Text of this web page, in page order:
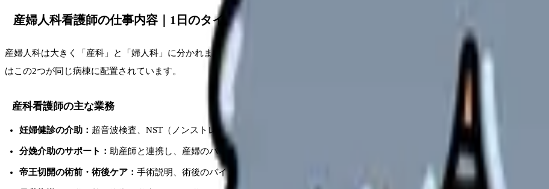
産婦人科看護師の仕事内容｜1日のタイムスケジュール付き
産婦人科は大きく「産科」と「婦人科」に分かれます。産科は妊娠・分娩・産褥期のケアを、婦人科は女性特有の疾患（子宮筋腫・
はこの2つが同じ病棟に配置されています。
産科看護師の主な業務
妊婦健診の介助： 超音波検査、NST（ノンストレステスト）の装着、体重・血圧測定
分娩介助のサポート： 助産師と連携し、産婦のバイタル管理、声かけ、体位の調整を行う（分娩の主体は助産師）
帝王切開の術前・術後ケア： 手術説明、術後のバイタル管理、創部観察、早期離床の促進